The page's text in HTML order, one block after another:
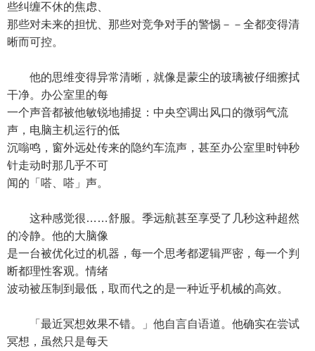
些纠缠不休的焦虑、
那些对未来的担忧、那些对竞争对手的警惕－－全都变得清
晰而可控。
他的思维变得异常清晰，就像是蒙尘的玻璃被仔细擦拭
干净。办公室里的每
一个声音都被他敏锐地捕捉：中央空调出风口的微弱气流
声，电脑主机运行的低
沉嗡鸣，窗外远处传来的隐约车流声，甚至办公室里时钟秒
针走动时那几乎不可
闻的「嗒、嗒」声。
这种感觉很……舒服。季远航甚至享受了几秒这种超然
的冷静。他的大脑像
是一台被优化过的机器，每一个思考都逻辑严密，每一个判
断都理性客观。情绪
波动被压制到最低，取而代之的是一种近乎机械的高效。
「最近冥想效果不错。」他自言自语道。他确实在尝试
冥想，虽然只是每天